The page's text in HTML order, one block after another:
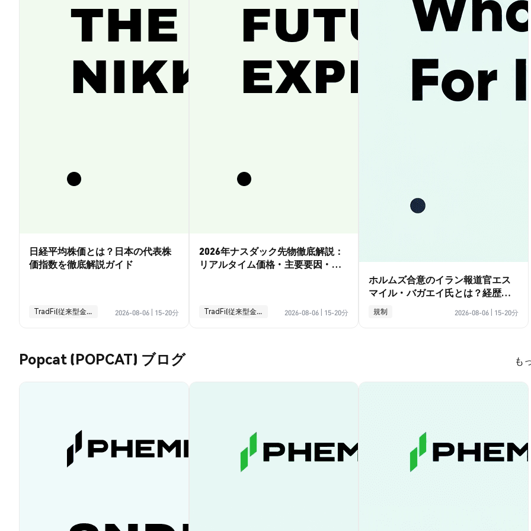
日経平均株価とは？日本の代表株
価指数を徹底解説ガイド
TradFi(従来型金融) 2026-08-06 15-20分
2026年ナスダック先物徹底解説：
リアルタイム価格・主要要因・取
TradFi(従来型金融) 2026-08-06 15-20分
ホルムズ合意のイラン報道官エス
マイル・バガエイ氏とは？経歴ガ
イド
規制 2026-08-06 15-20分
Popcat (POPCAT) ブログ も